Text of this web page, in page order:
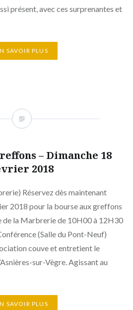
présent, avec ces surprenantes et
SAVOIR PLUS
– Dimanche 18
2018
Réservez dès maintenant
2018 pour la bourse aux greffons
de la Marbrerie de 10H00 à 12H30
(Salle du Pont-Neuf)
couve et entretient le
sur-Vègre. Agissant au
SAVOIR PLUS